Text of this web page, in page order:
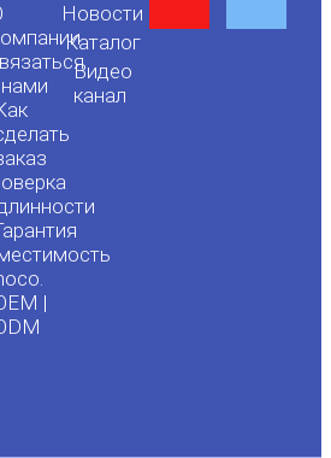
|
Новости
Каталог
Видео
канал